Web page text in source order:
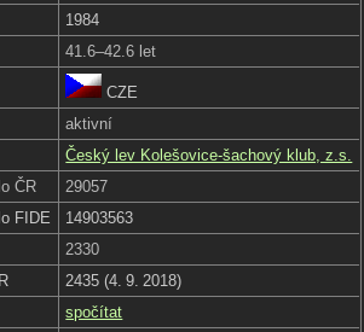
1984
41.6–42.6 let
CZE
aktivní
Český lev Kolešovice-šachový klub, z.s.
ČR
29057
FIDE
14903563
2330
2435 (4. 9. 2018)
spočítat